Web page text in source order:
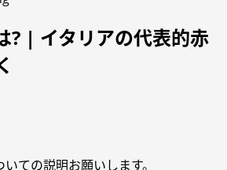
? | イタリアの代表的赤
ての説明お願いします。